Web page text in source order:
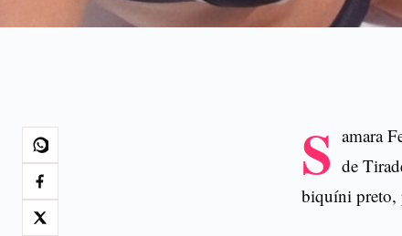
S amara
de
biquíni preto,